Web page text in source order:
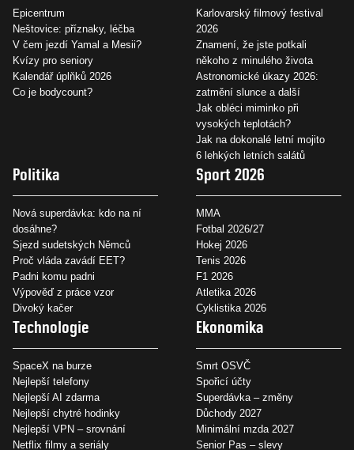
Epicentrum
Neštovice: příznaky, léčba
V čem jezdí Yamal a Mesii?
Kvízy pro seniory
Kalendář úplňků 2026
Co je bodycount?
Karlovarský filmový festival
2026
Znamení, že jste potkali
někoho z minulého života
Astronomické úkazy 2026:
zatmění slunce a další
Jak obléci miminko při
vysokých teplotách?
Jak na dokonalé letní mojito
6 lehkých letních salátů
Politika
Nová superdávka: kdo na ní
dosáhne?
Sjezd sudetských Němců
Proč vláda zavádí EET?
Padni komu padni
Výpověď z práce vzor
Divoký kačer
Sport 2026
MMA
Fotbal 2026/27
Hokej 2026
Tenis 2026
F1 2026
Atletika 2026
Cyklistika 2026
Technologie
SpaceX na burze
Nejlepší telefony
Nejlepší AI zdarma
Nejlepší chytré hodinky
Nejlepší VPN – srovnání
Netflix filmy a seriály
Ekonomika
Smrt OSVČ
Spořicí účty
Superdávka – změny
Důchody 2027
Minimální mzda 2027
Senior Pas – slevy